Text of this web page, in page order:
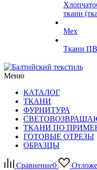
ткани
Мех
Ткани
Меню
КАТАЛОГ
ТКАНИ
ФУРНИТУРА
ТКАНИ ПО
ГОТОВЫЕ ОТРЕЗЫ
ОБРАЗЦЫ
Сравнение0